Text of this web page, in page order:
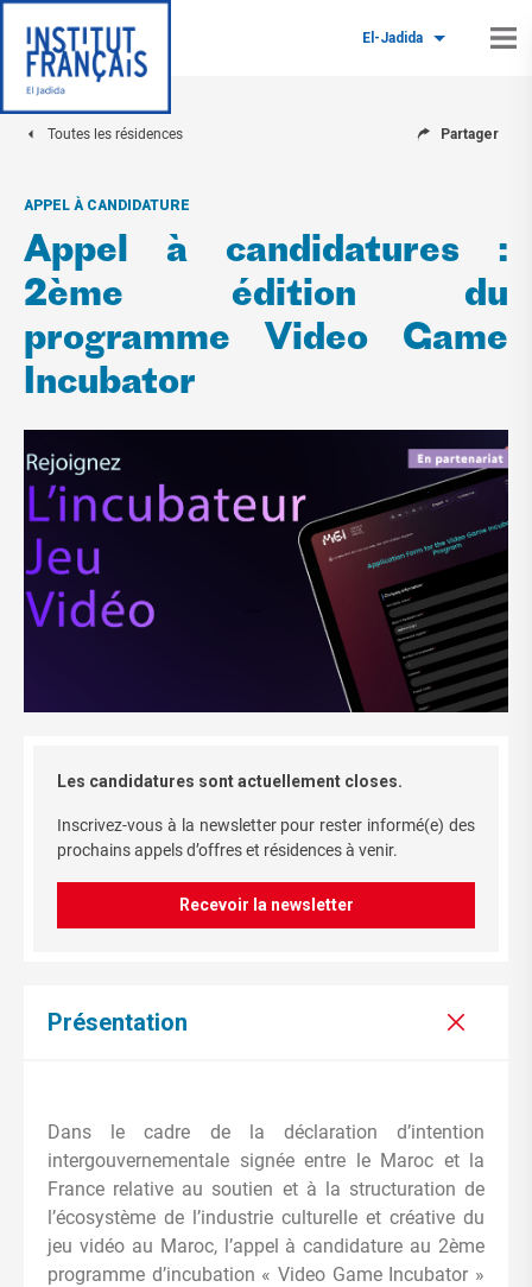
El-Jadida
Toutes les résidences Partager
APPEL À CANDIDATURE
Appel à candidatures :
2ème édition du
programme Video Game
Incubator
Les candidatures sont actuellement closes.
Inscrivez-vous à la newsletter pour rester informé(e) des
prochains appels d’offres et résidences à venir.
Recevoir la newsletter
Présentation
Dans le cadre de la déclaration d’intention
intergouvernementale signée entre le Maroc et la
France relative au soutien et à la structuration de
l’écosystème de l’industrie culturelle et créative du
jeu vidéo au Maroc, l’appel à candidature au 2ème
programme d’incubation « Video Game Incubator »